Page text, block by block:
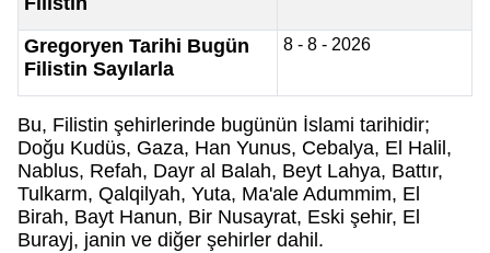
Gregoryen Tarihi Bugün
Filistin Sayılarla
8 - 8 - 2026
Bu, Filistin şehirlerinde bugünün İslami tarihidir;
Doğu Kudüs, Gaza, Han Yunus, Cebalya, El Halil,
Nablus, Refah, Dayr al Balah, Beyt Lahya, Battır,
Tulkarm, Qalqilyah, Yuta, Ma'ale Adummim, El
Birah, Bayt Hanun, Bir Nusayrat, Eski şehir, El
Burayj, janin ve diğer şehirler dahil.